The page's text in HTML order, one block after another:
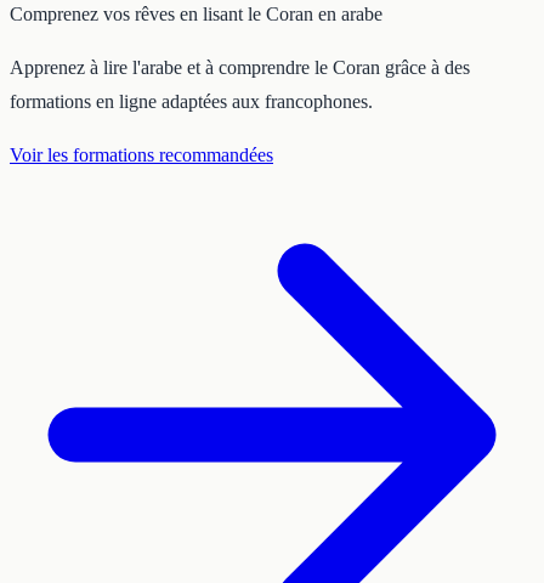
Comprenez vos rêves en lisant le Coran en arabe
Apprenez à lire l'arabe et à comprendre le Coran grâce à des
formations en ligne adaptées aux francophones.
Voir les formations recommandées